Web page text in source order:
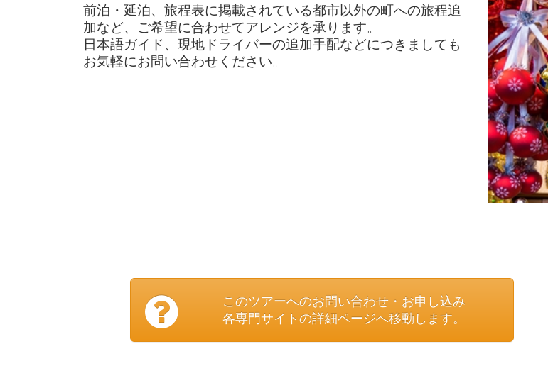
前泊・延泊、旅程表に掲載されている都市以外の町への旅程追
加など、ご希望に合わせてアレンジを承ります。
日本語ガイド、現地ドライバーの追加手配などにつきましても
お気軽にお問い合わせください。
このツアーへのお問い合わせ・お申し込み
各専門サイトの詳細ページへ移動します。